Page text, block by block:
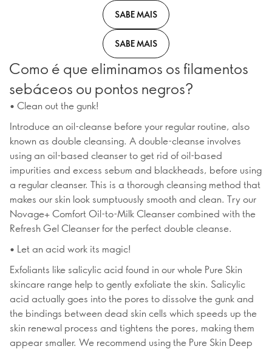
SABE MAIS
SABE MAIS
Como é que eliminamos os filamentos
sebáceos ou pontos negros?
• Clean out the gunk!
Introduce an oil-cleanse before your regular routine, also
known as double cleansing. A double-cleanse involves
using an oil-based cleanser to get rid of oil-based
impurities and excess sebum and blackheads, before using
a regular cleanser. This is a thorough cleansing method that
makes our skin look sumptuously smooth and clean. Try our
Novage+ Comfort Oil-to-Milk Cleanser combined with the
Refresh Gel Cleanser for the perfect double cleanse.
• Let an acid work its magic!
Exfoliants like salicylic acid found in our whole Pure Skin
skincare range help to gently exfoliate the skin. Salicylic
acid actually goes into the pores to dissolve the gunk and
the bindings between dead skin cells which speeds up the
skin renewal process and tightens the pores, making them
appear smaller. We recommend using the Pure Skin Deep